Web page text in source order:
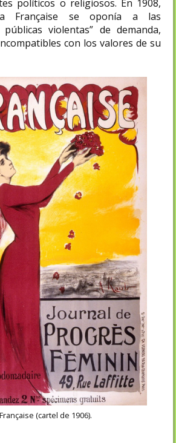
políticos o religiosos. En 1908,
Française se oponía a las
públicas violentas” de demanda,
con los valores de su
(cartel de 1906).